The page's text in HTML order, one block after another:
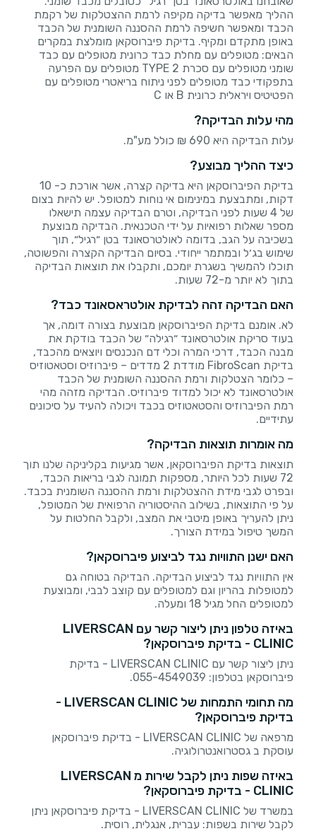
ההליך מאפשר בדיקה מקיפה לרמת ההצטלקות של רקמת
הכבד ומאפשר חשיפה לרמת ההסננה השומנית של הכבד
באופן מתקדם ומקיף. בדיקת פיברוסקאן מומלצת במקרים
הבאים: מטופלים עם מחלת כבד כרונית מטופלים עם כבד
שומני מטופלים עם סכרת TYPE 2 מטופלים עם הפרעה
בתפקודי כבד מטופלים לפני ניתוח בריאטרי מטופלים עם
הפטיטיס ויראלית כרונית B או C
מהי עלות הבדיקה?
עלות הבדיקה היא 690 ₪ כולל מע"מ.
כיצד ההליך מבוצע?
בדיקת הפיברוסקאן היא בדיקה קצרה, אשר אורכת כ- 10
דקות, ומתבצעת במינימום אי נוחות למטופל. יש להיות בצום
של 4 שעות לפני הבדיקה, וטרם הבדיקה עצמה תישאלו
מספר שאלות רפואיות על ידי הטכנאית. הבדיקה מבוצעת
בשכיבה על הגב, בדומה לאולטרסאונד בטן ״רגיל״, תוך
שימוש בג׳ל ובמתמר ייחודי. בסיום הבדיקה הקצרה והפשוטה,
תוכלו להמשיך בשגרת יומכם, ותקבלו את תוצאות הבדיקה
בתוך לא יותר מ-72 שעות.
האם הבדיקה זהה לבדיקת אולטראסאונד כבד?
לא. אומנם בדיקת הפיברוסקאן מבוצעת בצורה דומה, אך
בעוד סריקת אולטרסאונד ״רגילה״ של הכבד בודקת את
מבנה הכבד, דרכי המרה וכלי דם הנכנסים ויוצאים מהכבד,
בדיקת FibroScan מודדת 2 מדדים – פיברוזיס וסטאטוזיס
– כלומר הצטלקות ורמת ההסננה השומנית של הכבד
אולטרסאונד לא יכול למדוד פיברוזיס. הבדיקה מזהה מהי
רמת הפיברוזיס והסטאטוזיס בכבד ויכולה להעיד על סיכונים
עתידיים.
מה אומרות תוצאות הבדיקה?
תוצאות בדיקת הפיברוסקאן, אשר מגיעות בקליניקה שלנו תוך
72 שעות לכל היותר, מספקות תמונה לגבי בריאות הכבד,
ובפרט לגבי מידת ההצטלקות ורמת ההסננה השומנית בכבד.
על פי התוצאות, בשילוב ההיסטוריה הרפואית של המטופל,
ניתן להעריך באופן מיטבי את המצב, ולקבל החלטות על
המשך טיפול במידת הצורך.
האם ישנן התוויות נגד לביצוע פיברוסקאן?
אין התוויות נגד לביצוע הבדיקה. הבדיקה בטוחה גם
למטופלות בהריון וגם למטופלים עם קוצב לבבי, ומבוצעת
למטופלים החל מגיל 18 ומעלה.
באיזה טלפון ניתן ליצור קשר עם LIVERSCAN
CLINIC - בדיקת פיברוסקאן?
ניתן ליצור קשר עם LIVERSCAN CLINIC - בדיקת
פיברוסקאן בטלפון: 055-4549039.
מה תחומי התמחות של LIVERSCAN CLINIC -
בדיקת פיברוסקאן?
מרפאה של LIVERSCAN CLINIC - בדיקת פיברוסקאן
עוסקת ב גסטרואנטרולוגיה.
באיזה שפות ניתן לקבל שירות מ LIVERSCAN
CLINIC - בדיקת פיברוסקאן?
במשרד של LIVERSCAN CLINIC - בדיקת פיברוסקאן ניתן
לקבל שירות בשפות: עברית, אנגלית, רוסית.